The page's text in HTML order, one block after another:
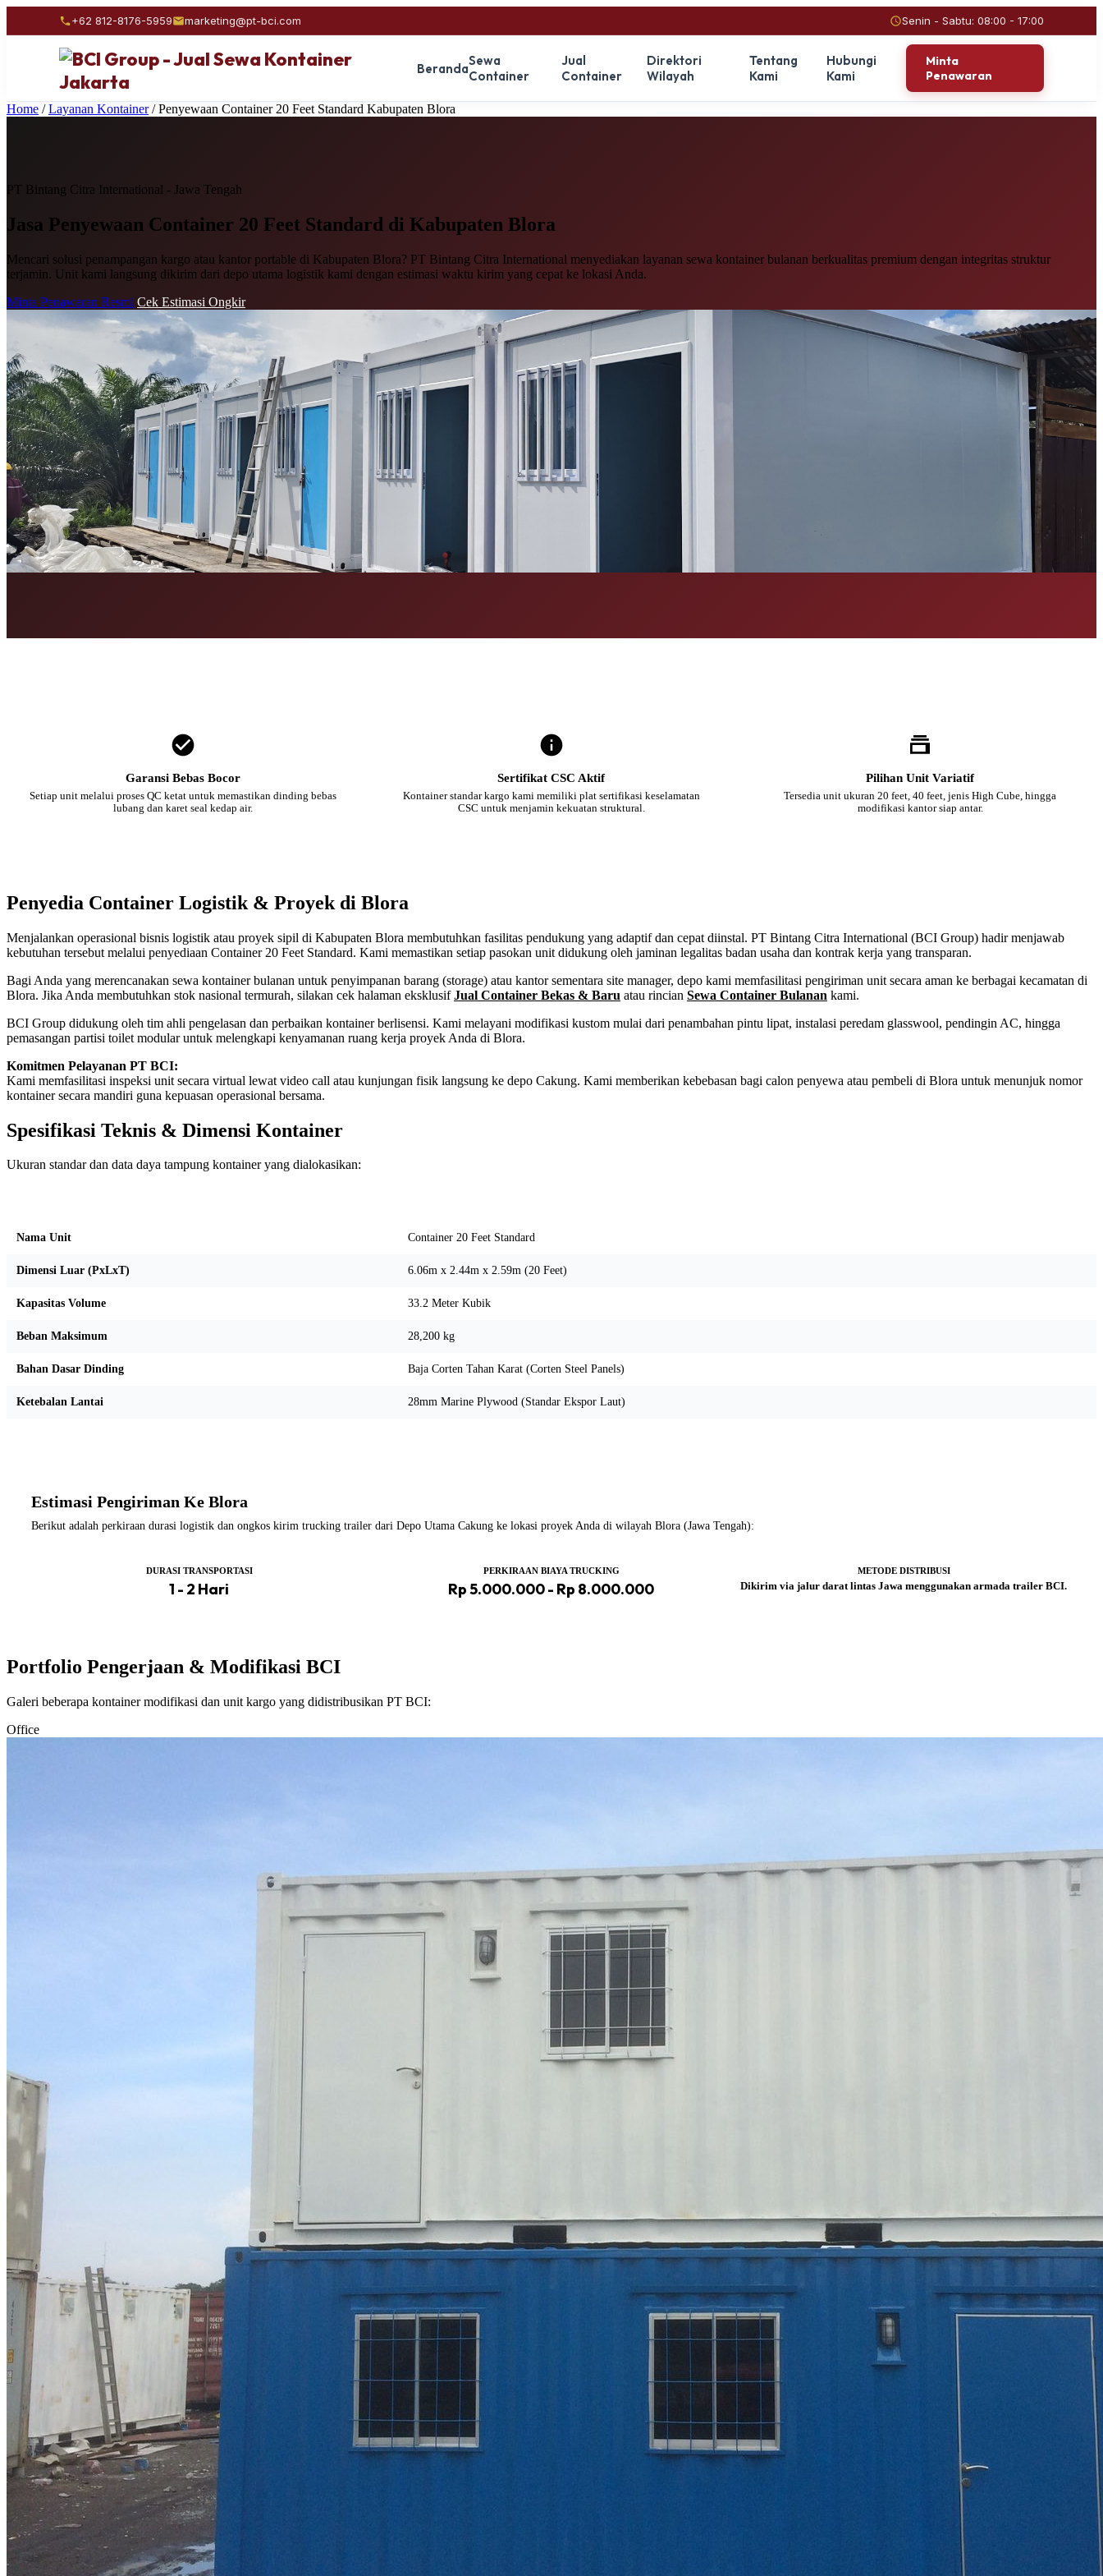
+62 812-8176-5959 marketing@pt-bci.com Senin - Sabtu: 08:00 - 17:00
BerandaSewa
Container
Jual
Container
Direktori
Wilayah
Tentang
Kami
Hubungi
Kami
Minta
Penawaran
Home / Layanan Kontainer / Penyewaan Container 20 Feet Standard Kabupaten Blora
PT Bintang Citra International - Jawa Tengah
Jasa Penyewaan Container 20 Feet Standard di Kabupaten Blora
Mencari solusi penampangan kargo atau kantor portable di Kabupaten Blora? PT Bintang Citra International menyediakan layanan sewa kontainer bulanan berkualitas premium dengan integritas struktur
terjamin. Unit kami langsung dikirim dari depo utama logistik kami dengan estimasi waktu kirim yang cepat ke lokasi Anda.
Minta Penawaran Resmi Cek Estimasi Ongkir
Garansi Bebas Bocor
Setiap unit melalui proses QC ketat untuk memastikan dinding bebas
lubang dan karet seal kedap air.
Sertifikat CSC Aktif
Kontainer standar kargo kami memiliki plat sertifikasi keselamatan
CSC untuk menjamin kekuatan struktural.
Pilihan Unit Variatif
Tersedia unit ukuran 20 feet, 40 feet, jenis High Cube, hingga
modifikasi kantor siap antar.
Penyedia Container Logistik & Proyek di Blora
Menjalankan operasional bisnis logistik atau proyek sipil di Kabupaten Blora membutuhkan fasilitas pendukung yang adaptif dan cepat diinstal. PT Bintang Citra International (BCI Group) hadir menjawab
kebutuhan tersebut melalui penyediaan Container 20 Feet Standard. Kami memastikan setiap pasokan unit didukung oleh jaminan legalitas badan usaha dan kontrak kerja yang transparan.
Bagi Anda yang merencanakan sewa kontainer bulanan untuk penyimpanan barang (storage) atau kantor sementara site manager, depo kami memfasilitasi pengiriman unit secara aman ke berbagai kecamatan di
Blora. Jika Anda membutuhkan stok nasional termurah, silakan cek halaman eksklusifJual Container Bekas & Baru atau rincian Sewa Container Bulanan kami.
BCI Group didukung oleh tim ahli pengelasan dan perbaikan kontainer berlisensi. Kami melayani modifikasi kustom mulai dari penambahan pintu lipat, instalasi peredam glasswool, pendingin AC, hingga
pemasangan partisi toilet modular untuk melengkapi kenyamanan ruang kerja proyek Anda di Blora.
Komitmen Pelayanan PT BCI:
Kami memfasilitasi inspeksi unit secara virtual lewat video call atau kunjungan fisik langsung ke depo Cakung. Kami memberikan kebebasan bagi calon penyewa atau pembeli di Blora untuk menunjuk nomor
kontainer secara mandiri guna kepuasan operasional bersama.
Spesifikasi Teknis & Dimensi Kontainer
Ukuran standar dan data daya tampung kontainer yang dialokasikan:
Nama Unit Container 20 Feet Standard
Dimensi Luar (PxLxT) 6.06m x 2.44m x 2.59m (20 Feet)
Kapasitas Volume 33.2 Meter Kubik
Beban Maksimum 28,200 kg
Bahan Dasar Dinding Baja Corten Tahan Karat (Corten Steel Panels)
Ketebalan Lantai 28mm Marine Plywood (Standar Ekspor Laut)
Estimasi Pengiriman Ke Blora
Berikut adalah perkiraan durasi logistik dan ongkos kirim trucking trailer dari Depo Utama Cakung ke lokasi proyek Anda di wilayah Blora (Jawa Tengah):
DURASI TRANSPORTASI
1 - 2 Hari
PERKIRAAN BIAYA TRUCKING
Rp 5.000.000 - Rp 8.000.000
METODE DISTRIBUSI
Dikirim via jalur darat lintas Jawa menggunakan armada trailer BCI.
Portfolio Pengerjaan & Modifikasi BCI
Galeri beberapa kontainer modifikasi dan unit kargo yang didistribusikan PT BCI:
Office